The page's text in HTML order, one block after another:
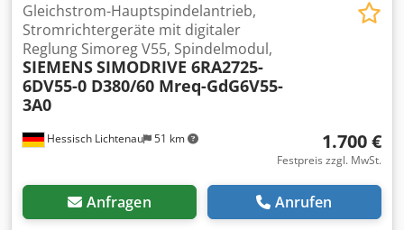
Hessisch Lichtenau 51 km
Gleichstrom-Hauptspindelantrieb,
Stromrichtergeräte mit digitaler
Reglung Simoreg V55, Spindelmodul,
SIEMENSSIMODRIVE 6RA2725-
6DV55-0 D380/60 Mreq-GdG6V55-
3A0
1.700 €
Festpreis zzgl. MwSt.
Anfragen Anrufen